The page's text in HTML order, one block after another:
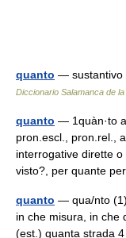
quanto — sustantivo
Diccionario Salamanca de
quanto — 1quàn·to
pron.escl., pron.rel.,
interrogative dirette
visto?, per quante
quanto — qua/nto (1)
in che misura, in che
(est.) quanta strada